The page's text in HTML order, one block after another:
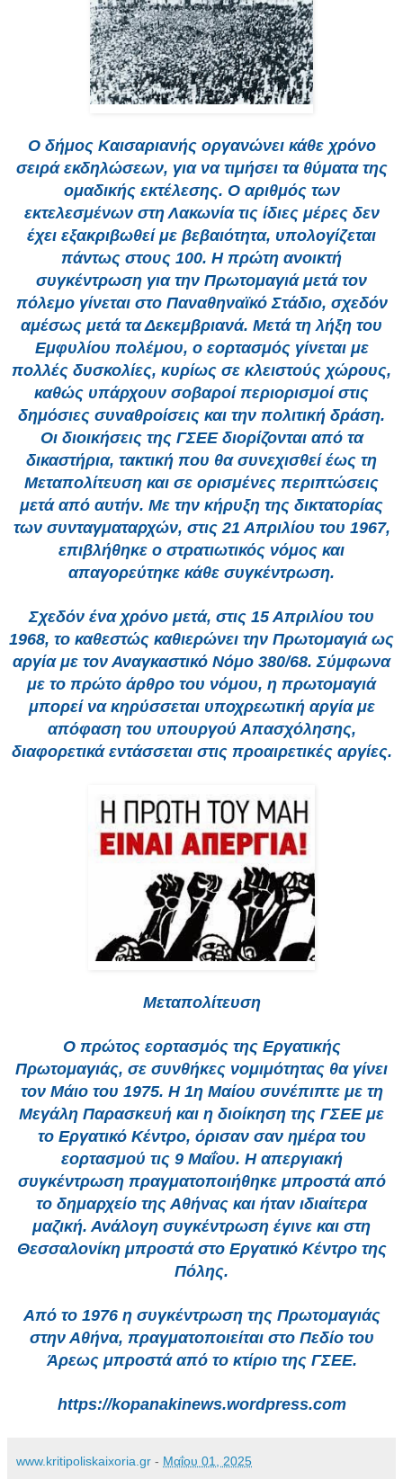
Ο δήμος Καισαριανής οργανώνει κάθε χρόνο
σειρά εκδηλώσεων, για να τιμήσει τα θύματα της
ομαδικής εκτέλεσης. Ο αριθμός των
εκτελεσμένων στη Λακωνία τις ίδιες μέρες δεν
έχει εξακριβωθεί με βεβαιότητα, υπολογίζεται
πάντως στους 100. Η πρώτη ανοικτή
συγκέντρωση για την Πρωτομαγιά μετά τον
πόλεμο γίνεται στο Παναθηναϊκό Στάδιο, σχεδόν
αμέσως μετά τα Δεκεμβριανά. Μετά τη λήξη του
Εμφυλίου πολέμου, ο εορτασμός γίνεται με
πολλές δυσκολίες, κυρίως σε κλειστούς χώρους,
καθώς υπάρχουν σοβαροί περιορισμοί στις
δημόσιες συναθροίσεις και την πολιτική δράση.
Οι διοικήσεις της ΓΣΕΕ διορίζονται από τα
δικαστήρια, τακτική που θα συνεχισθεί έως τη
Μεταπολίτευση και σε ορισμένες περιπτώσεις
μετά από αυτήν. Με την κήρυξη της δικτατορίας
των συνταγματαρχών, στις 21 Απριλίου του 1967,
επιβλήθηκε ο στρατιωτικός νόμος και
απαγορεύτηκε κάθε συγκέντρωση.
Σχεδόν ένα χρόνο μετά, στις 15 Απριλίου του
1968, το καθεστώς καθιερώνει την Πρωτομαγιά ως
αργία με τον Αναγκαστικό Νόμο 380/68. Σύμφωνα
με το πρώτο άρθρο του νόμου, η πρωτομαγιά
μπορεί να κηρύσσεται υποχρεωτική αργία με
απόφαση του υπουργού Απασχόλησης,
διαφορετικά εντάσσεται στις προαιρετικές αργίες.
Μεταπολίτευση
Ο πρώτος εορτασμός της Εργατικής
Πρωτομαγιάς, σε συνθήκες νομιμότητας θα γίνει
τον Μάιο του 1975. Η 1η Μαίου συνέπιπτε με τη
Μεγάλη Παρασκευή και η διοίκηση της ΓΣΕΕ με
το Εργατικό Κέντρο, όρισαν σαν ημέρα του
εορτασμού τις 9 Μαΐου. Η απεργιακή
συγκέντρωση πραγματοποιήθηκε μπροστά από
το δημαρχείο της Αθήνας και ήταν ιδιαίτερα
μαζική. Ανάλογη συγκέντρωση έγινε και στη
Θεσσαλονίκη μπροστά στο Εργατικό Κέντρο της
Πόλης.
Από το 1976 η συγκέντρωση της Πρωτομαγιάς
στην Αθήνα, πραγματοποιείται στο Πεδίο του
Άρεως μπροστά από το κτίριο της ΓΣΕΕ.
https://kopanakinews.wordpress.com
www.kritipoliskaixoria.gr - Μαΐου 01, 2025